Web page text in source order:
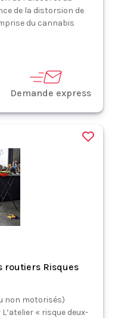
de la distorsion de
du cannabis
Demande express
routiers Risques
non motorisés)
« risque deux-